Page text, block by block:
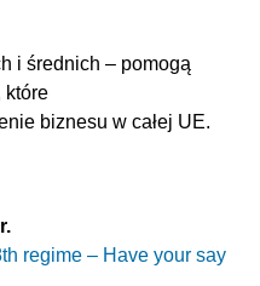
i średnich – pomogą
które
biznesu w całej UE.
regime – Have your say